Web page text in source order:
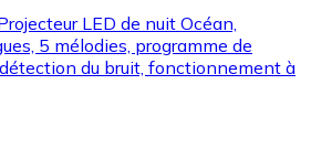
LED de nuit Océan,
5 mélodies, programme de
du bruit, fonctionnement à